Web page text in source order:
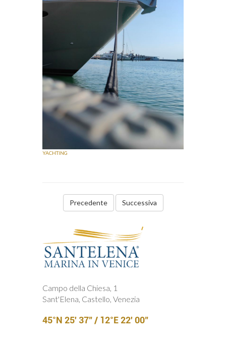
YACHTING
Precedente
Campo della Chiesa, 1
Sant'Elena, Castello, Venezia
45°N 25' 37" / 12°E 22' 00"